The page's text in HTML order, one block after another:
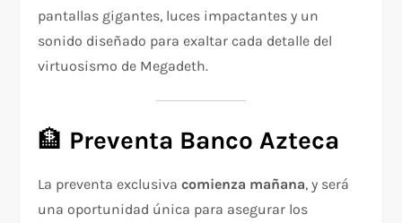
pantallas gigantes, luces impactantes y un
sonido diseñado para exaltar cada detalle del
virtuosismo de Megadeth.
🏦 Preventa Banco Azteca
La preventa exclusivacomienza mañana, y será
una oportunidad única para asegurar los